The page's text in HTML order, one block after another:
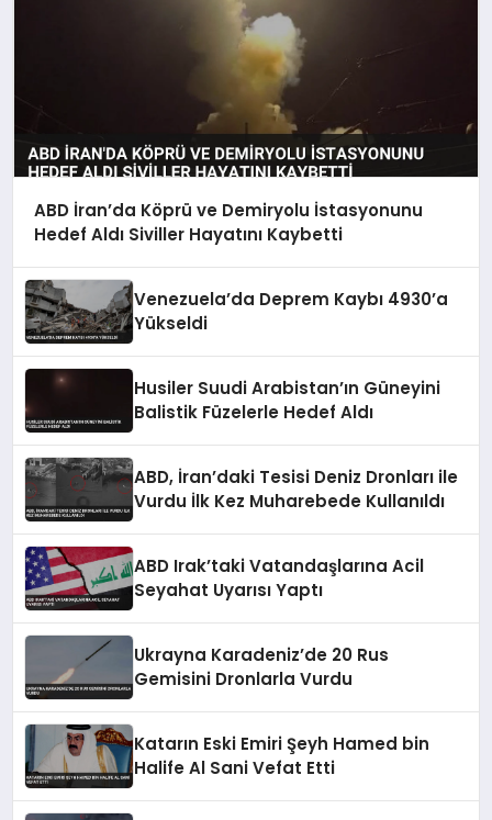
ABD İran’da Köprü ve Demiryolu İstasyonunu
Hedef Aldı Siviller Hayatını Kaybetti
Venezuela’da Deprem Kaybı 4930’a
Yükseldi
Husiler Suudi Arabistan’ın Güneyini
Balistik Füzelerle Hedef Aldı
ABD, İran’daki Tesisi Deniz Dronları ile
Vurdu İlk Kez Muharebede Kullanıldı
ABD Irak’taki Vatandaşlarına Acil
Seyahat Uyarısı Yaptı
Ukrayna Karadeniz’de 20 Rus
Gemisini Dronlarla Vurdu
Katarın Eski Emiri Şeyh Hamed bin
Halife Al Sani Vefat Etti